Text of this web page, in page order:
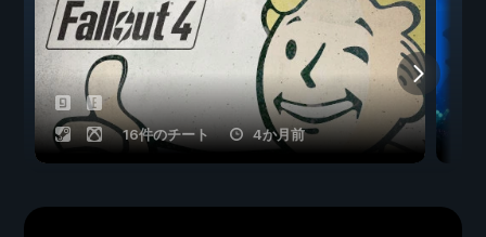
16件のチート 4か月前